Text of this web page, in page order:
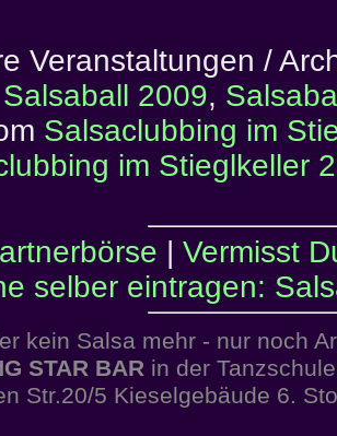
Veranstaltungen /
Salsaball 2009,
Salsaclubbing im
im Stieglkeller
| Vermisst
selber eintragen:
kein Salsa mehr - nur noch
STAR BARin der
Str.20/5 Kieselgebäude 6.